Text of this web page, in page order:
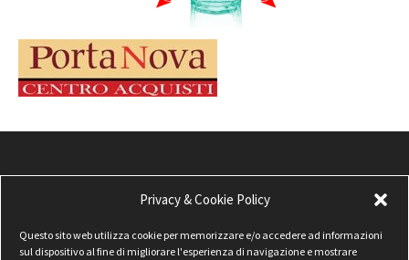
Privacy & Cookie Policy
Questo sito web utilizza cookie per memorizzare e/o accedere ad informazioni
sul dispositivo al fine di migliorare l'esperienza di navigazione e mostrare